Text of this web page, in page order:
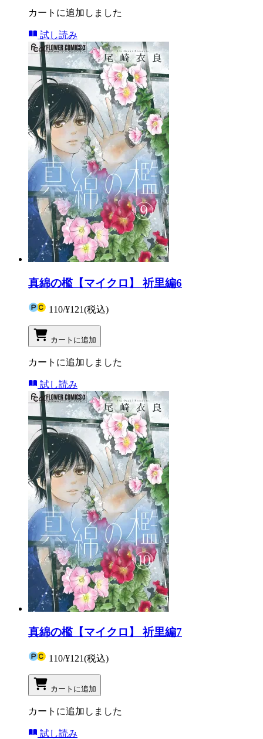
カートに追加しました
試し読み
真綿の檻【マイクロ】 祈里編6
110/¥121(税込)
カートに追加
カートに追加しました
試し読み
真綿の檻【マイクロ】 祈里編7
110/¥121(税込)
カートに追加
カートに追加しました
試し読み